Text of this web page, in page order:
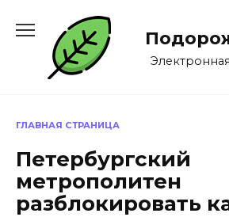
содержанию
ГЛАВНАЯ СТРАНИЦА
Петербургский
метрополитен
разблокировать